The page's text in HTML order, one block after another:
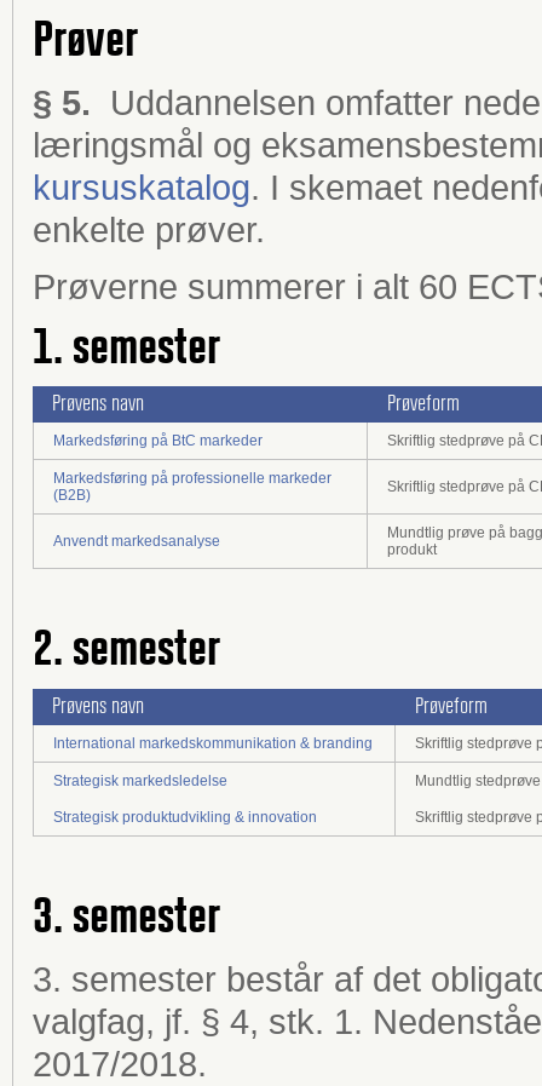
Prøver
§ 5.
Uddannelsen omfatter
læringsmål og
kursuskatalog. I skemaet
enkelte prøver.
Prøverne summerer i alt 60
1. semester
Prøvens navn Prøveform
Markedsføring på BtC markeder Skriftlig stedprøve på
Markedsføring på professionelle markeder
(B2B)
Skriftlig stedprøve på
Anvendt markedsanalyse
Mundtlig prøve på
produkt
2. semester
Prøvens navn Prøveform
International markedskommunikation & branding Skriftlig stedprøve
Strategisk markedsledelse Mundtlig stedprøve
Strategisk produktudvikling & innovation Skriftlig stedprøve
3. semester
3. semester består af det
valgfag, jf. § 4, stk. 1.
2017/2018.